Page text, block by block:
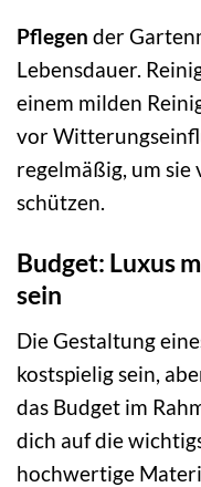
Pflegen der
Lebensdauer.
einem milden
vor
regelmäßig, um
schützen.
Budget: Luxus
sein
Die Gestaltung
kostspielig sein,
das Budget im
dich auf die
hochwertige